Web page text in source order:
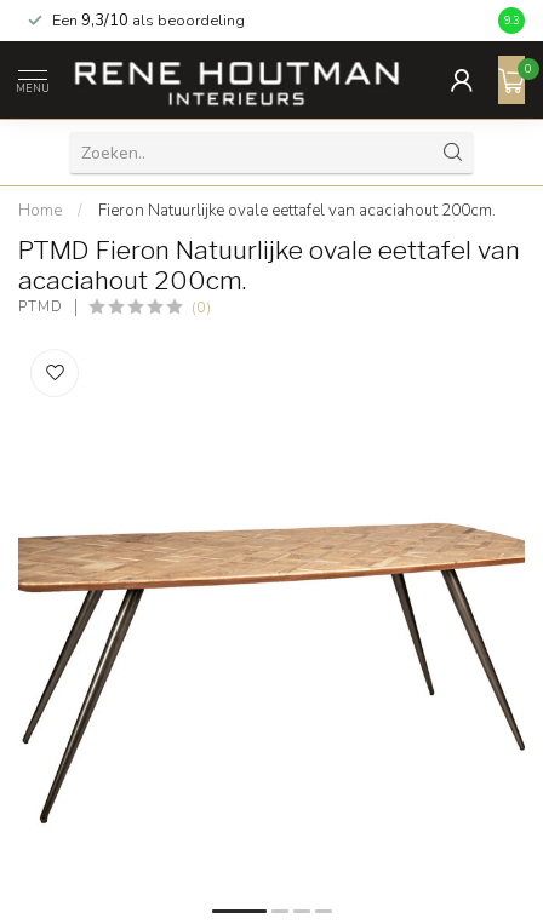
Een 9,3/10 als beoordeling 9.3
MENU
0
Home / Fieron Natuurlijke ovale eettafel van acaciahout 200cm.
PTMD Fieron Natuurlijke ovale eettafel van
acaciahout 200cm.
PTMD (0)